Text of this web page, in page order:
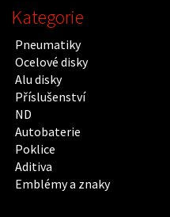
Kategorie
Pneumatiky
Ocelové disky
Alu disky
Příslušenství
ND
Autobaterie
Poklice
Aditiva
Emblémy a znaky